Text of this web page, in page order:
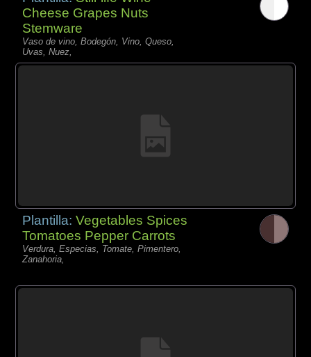
Cheese Grapes Nuts
Stemware
Vaso de vino, Bodegón, Vino, Queso,
Uvas, Nuez,
Plantilla:Vegetables Spices
Tomatoes Pepper Carrots
Verdura, Especias, Tomate, Pimentero,
Zanahoria,